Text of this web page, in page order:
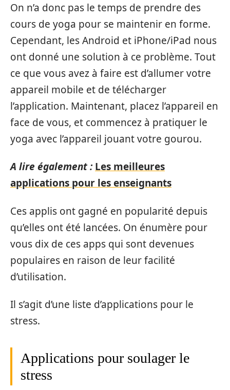
On n’a donc pas le temps de prendre des
cours de yoga pour se maintenir en forme.
Cependant, les Android et iPhone/iPad nous
ont donné une solution à ce problème. Tout
ce que vous avez à faire est d’allumer votre
appareil mobile et de télécharger
l’application. Maintenant, placez l’appareil en
face de vous, et commencez à pratiquer le
yoga avec l’appareil jouant votre gourou.
A lire également : Les meilleures
applications pour les enseignants
Ces applis ont gagné en popularité depuis
qu’elles ont été lancées. On énumère pour
vous dix de ces apps qui sont devenues
populaires en raison de leur facilité
d’utilisation.
Il s’agit d’une liste d’applications pour le
stress.
Applications pour soulager le
stress